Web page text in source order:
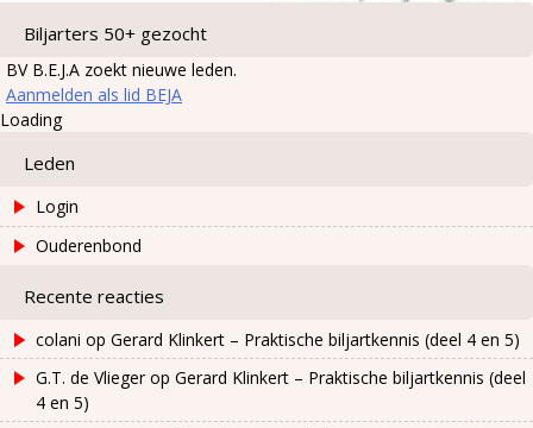
Biljarters 50+ gezocht
BV B.E.J.A zoekt nieuwe leden.
Aanmelden als lid BEJA
Loading
Leden
Login
Ouderenbond
Recente reacties
colani op Gerard Klinkert – Praktische biljartkennis (deel 4 en 5)
G.T. de Vliegerop Gerard Klinkert – Praktische biljartkennis (deel
4 en 5)